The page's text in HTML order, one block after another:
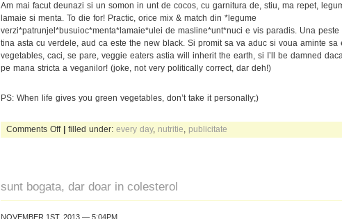
Am mai facut deunazi si un somon in unt de cocos, cu garnitura de, stiu, ma repet,
lamaie si menta. To die for! Practic, orice mix & match din *legume
verzi*patrunjel*busuioc*menta*lamaie*ulei de masline*unt*nuci e vis paradis. Una peste
tina asta cu verdele, aud ca este the new black. Si promit sa va aduc si voua aminte sa
vegetables, caci, se pare, veggie eaters astia will inherit the earth, si I’ll be damned
pe mana stricta a veganilor! (joke, not very politically correct, dar deh!)
PS: When life gives you green vegetables, don’t take it personally;)
Comments Offon
frozen
| filled under: every day, nutritie publicitate
sunt bogata, dar doar in colesterol
NOVEMBER 1ST, 2013 — 5:04PM